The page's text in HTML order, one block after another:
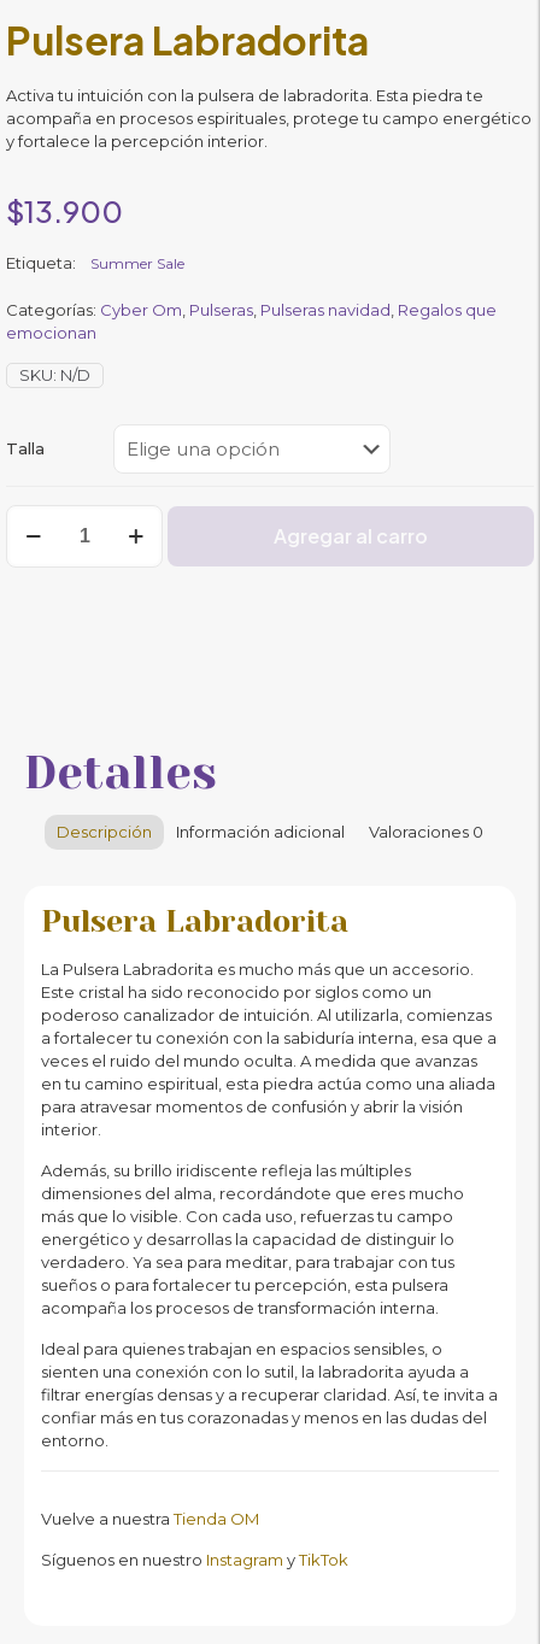
Pulsera Labradorita
Activa tu intuición con la pulsera de labradorita. Esta piedra te
acompaña en procesos espirituales, protege tu campo energético
y fortalece la percepción interior.
$13.900
Etiqueta: Summer Sale
Categorías: Cyber Om Pulseras Pulseras navidad Regalos que
emocionan
SKU: N/D
Talla
Labradorita
Agregar al carro
Detalles
Descripción Información adicional Valoraciones 0
Pulsera Labradorita
La Pulsera Labradorita es mucho más que un accesorio.
Este cristal ha sido reconocido por siglos como un
poderoso canalizador de intuición. Al utilizarla, comienzas
a fortalecer tu conexión con la sabiduría interna, esa que a
veces el ruido del mundo oculta. A medida que avanzas
en tu camino espiritual, esta piedra actúa como una aliada
para atravesar momentos de confusión y abrir la visión
interior.
Además, su brillo iridiscente refleja las múltiples
dimensiones del alma, recordándote que eres mucho
más que lo visible. Con cada uso, refuerzas tu campo
energético y desarrollas la capacidad de distinguir lo
verdadero. Ya sea para meditar, para trabajar con tus
sueños o para fortalecer tu percepción, esta pulsera
acompaña los procesos de transformación interna.
Ideal para quienes trabajan en espacios sensibles, o
sienten una conexión con lo sutil, la labradorita ayuda a
filtrar energías densas y a recuperar claridad. Así, te invita a
confiar más en tus corazonadas y menos en las dudas del
entorno.
Vuelve a nuestraTienda OM
Síguenos en nuestro Instagram yTikTok